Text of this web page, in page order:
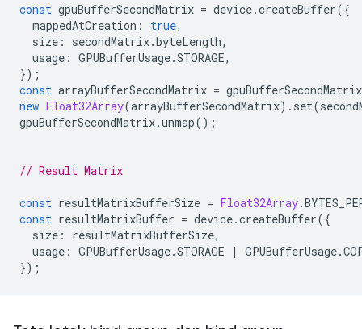
const gpuBufferSecondMatrix = device.createBuffer({
mappedAtCreation : true,
size : secondMatrix.byteLength,
usage : GPUBufferUsage.STORAGE,
});
const arrayBufferSecondMatrix = gpuBufferSecondMatrix
new Float32Array(arrayBufferSecondMatrix). set(
gpuBufferSecondMatrix.unmap();
// Result Matrix
const resultMatrixBufferSize = Float32Array.
const resultMatrixBuffer = device.createBuffer({
size : resultMatrixBufferSize,
usage : GPUBufferUsage.STORAGE | GPUBufferUsage.
});